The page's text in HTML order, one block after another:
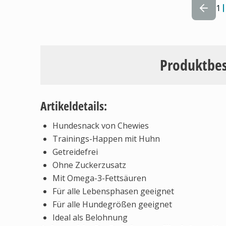
1
Artikeldetails:
Hundesnack von Chewies
Trainings-Happen mit Huhn
Getreidefrei
Ohne Zuckerzusatz
Mit Omega-3-Fettsäuren
Für alle Lebensphasen geeignet
Für alle Hundegrößen geeignet
Ideal als Belohnung